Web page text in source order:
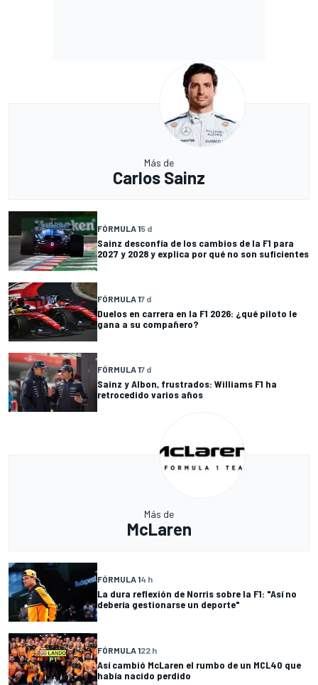
Más de
Carlos Sainz
FÓRMULA 15 d
Sainz desconfía de los cambios de la F1 para
2027 y 2028 y explica por qué no son suficientes
FÓRMULA 17 d
Duelos en carrera en la F1 2026: ¿qué piloto le
gana a su compañero?
FÓRMULA 17 d
Sainz y Albon, frustrados: Williams F1 ha
retrocedido varios años
Más de
McLaren
FÓRMULA 14 h
La dura reflexión de Norris sobre la F1: "Así no
debería gestionarse un deporte"
FÓRMULA 122 h
Así cambió McLaren el rumbo de un MCL40 que
había nacido perdido